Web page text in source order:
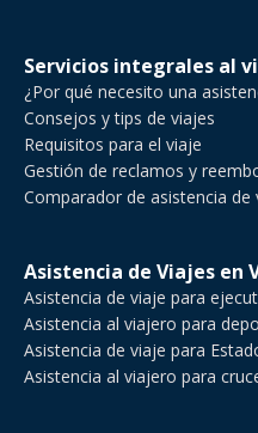
Servicios integrales al
¿Por qué necesito una
Consejos y tips de viajes
Requisitos para el viaje
Gestión de reclamos y
Comparador de asistencia de
Asistencia de Viajes en
Asistencia de viaje para
Asistencia al viajero para
Asistencia de viaje para
Asistencia al viajero para